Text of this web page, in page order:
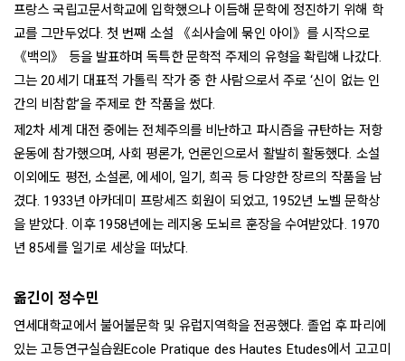
프랑스 국립고문서학교에 입학했으나 이듬해 문학에 정진하기 위해 학
교를 그만두었다. 첫 번째 소설 《쇠사슬에 묶인 아이》를 시작으로
《백의》 등을 발표하며 독특한 문학적 주제의 유형을 확립해 나갔다.
그는 20세기 대표적 가톨릭 작가 중 한 사람으로서 주로 ‘신이 없는 인
간의 비참함’을 주제로 한 작품을 썼다.
제2차 세계 대전 중에는 전체주의를 비난하고 파시즘을 규탄하는 저항
운동에 참가했으며, 사회 평론가, 언론인으로서 활발히 활동했다. 소설
이외에도 평전, 소설론, 에세이, 일기, 희곡 등 다양한 장르의 작품을 남
겼다. 1933년 아카데미 프랑세즈 회원이 되었고, 1952년 노벨 문학상
을 받았다. 이후 1958년에는 레지옹 도뇌르 훈장을 수여받았다. 1970
년 85세를 일기로 세상을 떠났다.
옮긴이 정수민
연세대학교에서 불어불문학 및 유럽지역학을 전공했다. 졸업 후 파리에
있는 고등연구실습원Ecole Pratique des Hautes Etudes에서 고고미